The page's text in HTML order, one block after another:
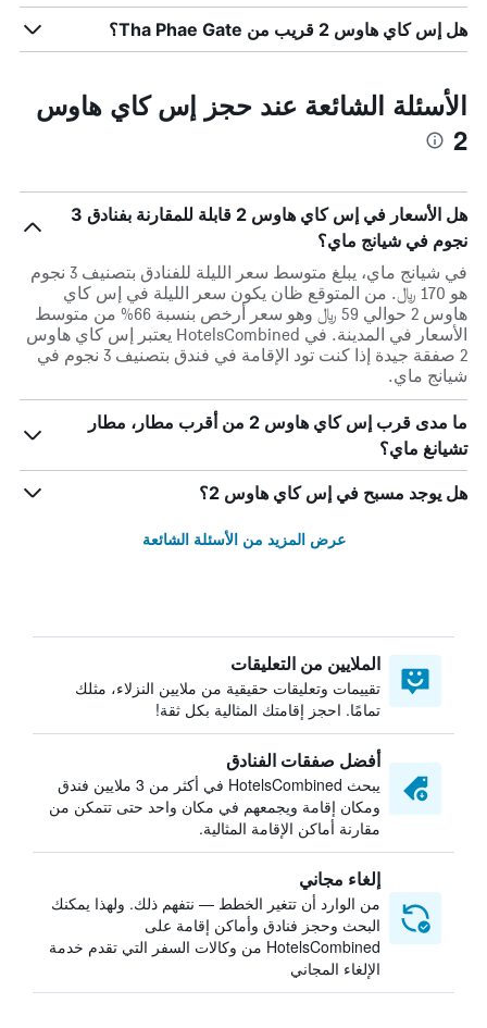
هل إس كاي هاوس 2 قريب من Tha Phae Gate؟
الأسئلة الشائعة عند حجز إس كاي هاوس
2
هل الأسعار في إس كاي هاوس 2 قابلة للمقارنة بفنادق 3
نجوم في شيانج ماي؟
في شيانج ماي، يبلغ متوسط ​​سعر الليلة للفنادق بتصنيف 3 نجوم
هو 170 ﷼. من المتوقع ظان يكون سعر الليلة في إس كاي
هاوس 2 حوالي 59 ﷼ وهو سعر أرخص بنسبة 66% من متوسط
الأسعار في المدينة. في HotelsCombined يعتبر إس كاي هاوس
2 صفقة جيدة إذا كنت تود الإقامة في فندق بتصنيف 3 نجوم في
شيانج ماي.
ما مدى قرب إس كاي هاوس 2 من أقرب مطار، مطار
تشيانغ ماي؟
هل يوجد مسبح في إس كاي هاوس 2؟
عرض المزيد من الأسئلة الشائعة
الملايين من التعليقات
تقييمات وتعليقات حقيقية من ملايين النزلاء، مثلك
تمامًا. احجز إقامتك المثالية بكل ثقة!
أفضل صفقات الفنادق
يبحث HotelsCombined في أكثر من 3 ملايين فندق
ومكان إقامة ويجمعهم في مكان واحد حتى تتمكن من
مقارنة أماكن الإقامة المثالية.
إلغاء مجاني
من الوارد أن تتغير الخطط — نتفهم ذلك. ولهذا يمكنك
البحث وحجز فنادق وأماكن إقامة على
HotelsCombined من وكالات السفر التي تقدم خدمة
الإلغاء المجاني